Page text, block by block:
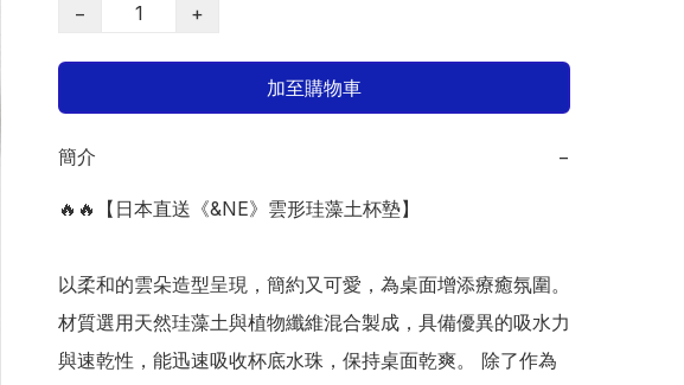
−
+
加至購物車
簡介 −
🔥🔥【日本直送《&NE》雲形珪藻土杯墊】
以柔和的雲朵造型呈現，簡約又可愛，為桌面增添療癒氛圍。
材質選用天然珪藻土與植物纖維混合製成，具備優異的吸水力
與速乾性，能迅速吸收杯底水珠，保持桌面乾爽。 除了作為